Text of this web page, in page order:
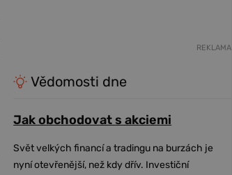
REKLAMA
Vědomosti dne
Jak obchodovat s akciemi
Svět velkých financí a tradingu na burzách je
nyní otevřenější, než kdy dřív. Investiční